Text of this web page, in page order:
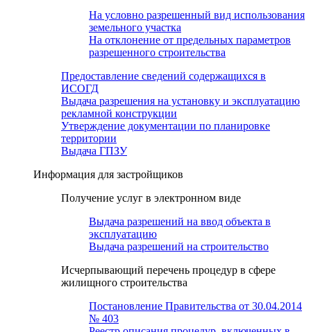
На условно разрешенный вид использования
земельного участка
На отклонение от предельных параметров
разрешенного строительства
Предоставление сведений содержащихся в
ИСОГД
Выдача разрешения на установку и эксплуатацию
рекламной конструкции
Утверждение документации по планировке
территории
Выдача ГПЗУ
Информация для застройщиков
Получение услуг в электронном виде
Выдача разрешений на ввод объекта в
эксплуатацию
Выдача разрешений на строительство
Исчерпывающий перечень процедур в сфере
жилищного строительства
Постановление Правительства от 30.04.2014
№ 403